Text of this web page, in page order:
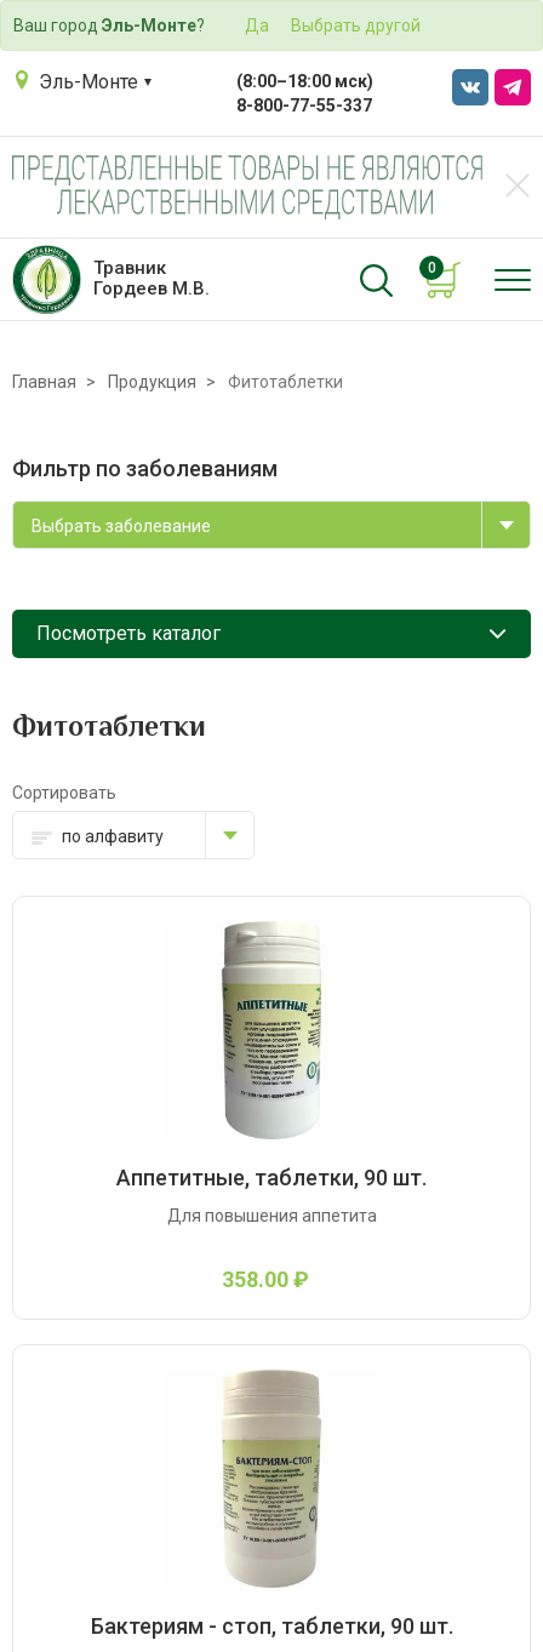
Ваш город Эль-Монте? Да Выбрать другой
Эль-Монте
8-800-77-55-337
(8:00–18:00 мск)
Травник
Гордеев М.В.
0
Главная Продукция Фитотаблетки
Фильтр по заболеваниям
Выбрать заболевание
Посмотреть каталог
Фитотаблетки
Сортировать
по алфавиту
Аппетитные, таблетки, 90 шт.
Для повышения аппетита
358.00 ₽
Бактериям - стоп, таблетки, 90 шт.